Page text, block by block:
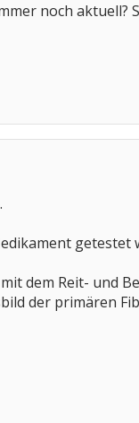
noch aktuell?
getestet
dem Reit- und
der primären